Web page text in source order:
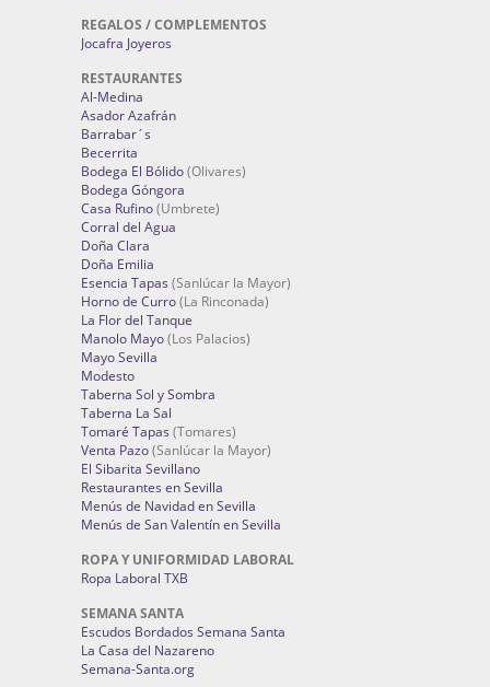
REGALOS / COMPLEMENTOS
Jocafra Joyeros
RESTAURANTES
Al-Medina
Asador Azafrán
Barrabar´s
Becerrita
Bodega El Bólido(Olivares)
Bodega Góngora
Casa Rufino(Umbrete)
Corral del Agua
Doña Clara
Doña Emilia
Esencia Tapas (Sanlúcar la Mayor)
Horno de Curro(La Rinconada)
La Flor del Tanque
Manolo Mayo(Los Palacios)
Mayo Sevilla
Modesto
Taberna Sol y Sombra
Taberna La Sal
Tomaré Tapas (Tomares)
Venta Pazo(Sanlúcar la Mayor)
El Sibarita Sevillano
Restaurantes en Sevilla
Menús de Navidad en Sevilla
Menús de San Valentín en Sevilla
ROPA Y UNIFORMIDAD LABORAL
Ropa Laboral TXB
SEMANA SANTA
Escudos Bordados Semana Santa
La Casa del Nazareno
Semana-Santa.org